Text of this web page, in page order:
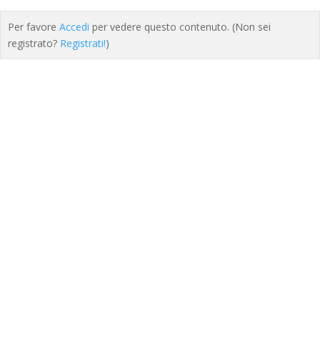
Per favore Accedi per vedere questo contenuto. (Non sei
registrato? Registrati!)